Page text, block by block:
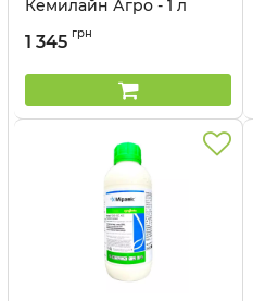
Кемилайн Агро - 1 л
1 345 грн